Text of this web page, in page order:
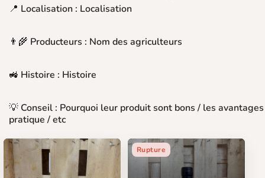
📍 Localisation : Localisation
👨‍🌾 Producteurs : Nom des agriculteurs
🚜 Histoire : Histoire
💡 Conseil : Pourquoi leur produit sont bons / les
pratique / etc
Rupture